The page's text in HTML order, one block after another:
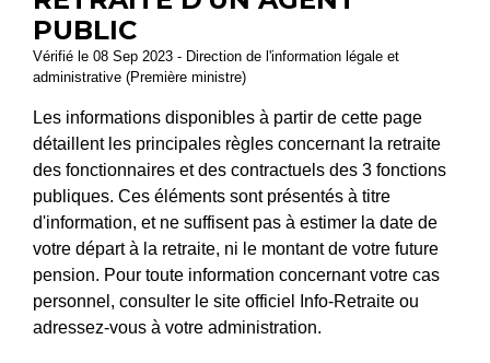
PUBLIC
Vérifié le 08 Sep 2023 - Direction de l'information légale et
administrative (Première ministre)
Les informations disponibles à partir de cette page
détaillent les principales règles concernant la retraite
des fonctionnaires et des contractuels des 3 fonctions
publiques. Ces éléments sont présentés à titre
d'information, et ne suffisent pas à estimer la date de
votre départ à la retraite, ni le montant de votre future
pension. Pour toute information concernant votre cas
personnel, consulter le site officiel Info-Retraite ou
adressez-vous à votre administration.